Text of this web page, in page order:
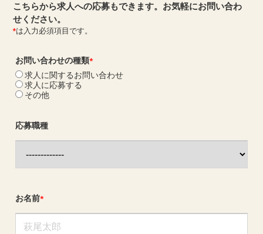
こちらから求人への応募もできます。お気軽にお問い合わ
せください。
*は入力必須項目です。
お問い合わせの種類*
求人に関するお問い合わせ
求人に応募する
その他
応募職種
お名前*